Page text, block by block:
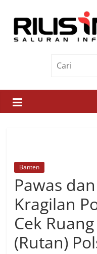
contentRilis
Saluran
Informasi
Banten
Pawas
Kragilan
Cek
(Rutan)